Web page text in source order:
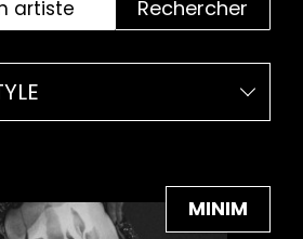
Rechercher
MINIM